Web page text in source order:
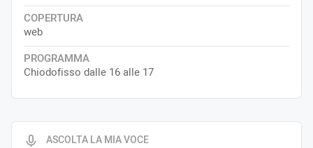
ASCOLTA LA MIA VOCE
COPERTURA
web
PROGRAMMA
Chiodofisso dalle 16 alle 17